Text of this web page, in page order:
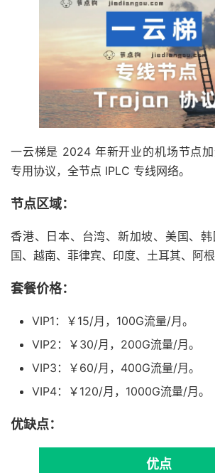
一云梯是 2024 年新开业的机场节点
专用协议，全节点 IPLC 专线网络。
节点区域：
香港、日本、台湾、新加坡、美国、
国、越南、菲律宾、印度、土耳其、阿根
套餐价格：
VIP1：￥15/月，100G流量/月。
VIP2：￥30/月，200G流量/月。
VIP3：￥60/月，400G流量/月。
VIP4：￥120/月，1000G流量/月。
优缺点：
优点